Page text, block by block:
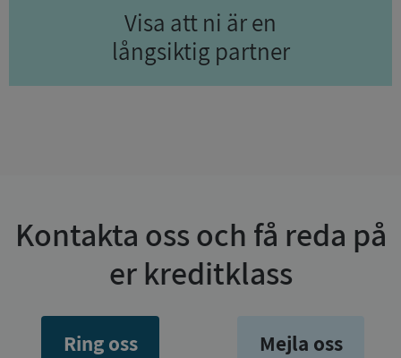
Visa att ni är en
långsiktig partner
Kontakta oss och få reda på
er kreditklass
Ring oss Mejla oss